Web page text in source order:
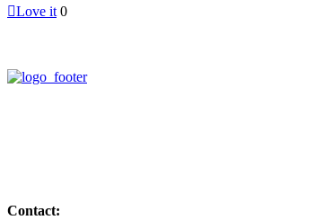
Love it 0
Contact: